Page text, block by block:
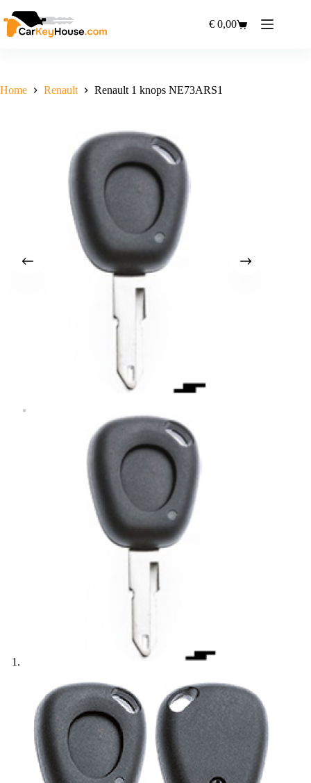
naar
de
Winkelwagen
€ 0,00
Home Renault Renault 1 knops NE73ARS1